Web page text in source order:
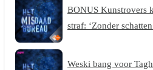
BONUS Kunstrovers
straf: ‘Zonder
Weski bang voor